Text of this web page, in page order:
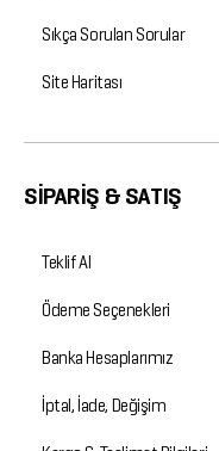
Sıkça Sorulan Sorular
Site Haritası
SİPARİŞ & SATIŞ
Teklif Al
Ödeme Seçenekleri
Banka Hesaplarımız
İptal, İade, Değişim